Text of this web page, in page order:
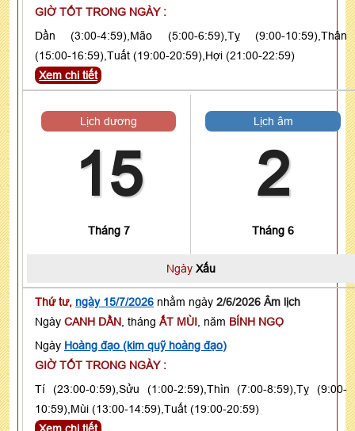
GIỜ TỐT TRONG NGÀY :
Dần (3:00-4:59),Mão (5:00-6:59),Tỵ (9:00-10:59),Thân
(15:00-16:59),Tuất (19:00-20:59),Hợi (21:00-22:59)
Xem chi tiết
Lịch dương
15
Tháng 7
Lịch âm
2
Tháng 6
Ngày Xấu
Thứ tư, ngày 15/7/2026 nhằm ngày 2/6/2026 Âm lịch
Ngày CANH DẦN , tháng ẤT MÙI , năm BÍNH NGỌ
Ngày Hoàng đạo (kim quỹ hoàng đạo)
GIỜ TỐT TRONG NGÀY :
Tí (23:00-0:59),Sửu (1:00-2:59),Thìn (7:00-8:59),Tỵ (9:00-
10:59),Mùi (13:00-14:59),Tuất (19:00-20:59)